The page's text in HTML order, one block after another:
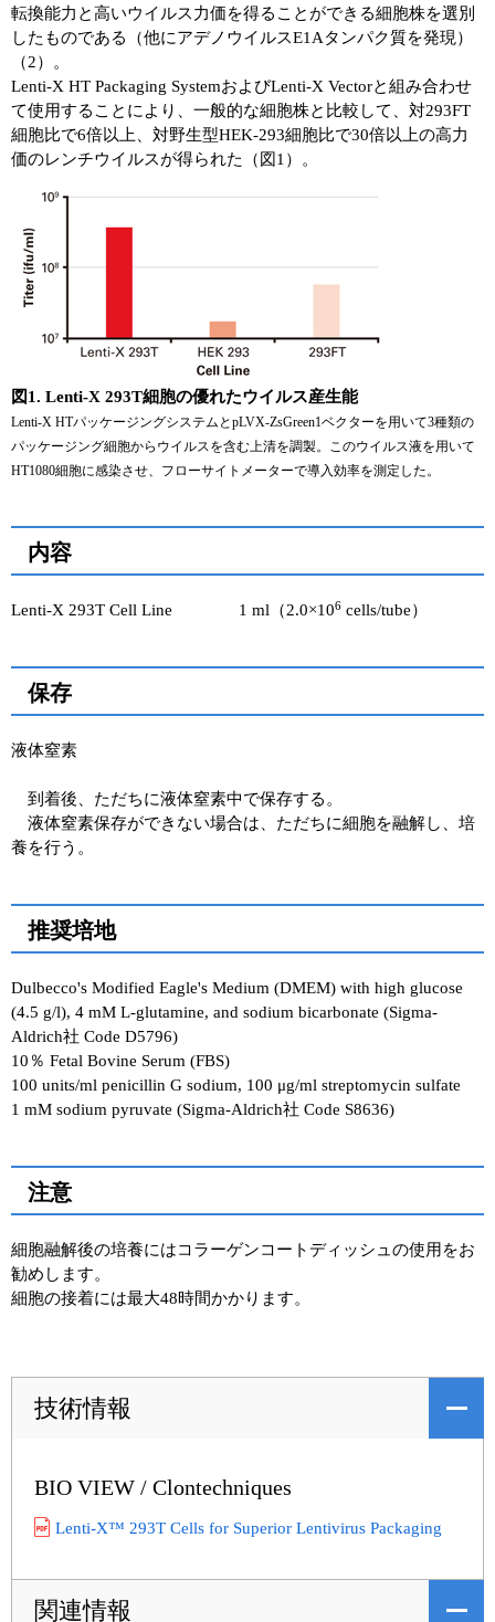
転換能力と高いウイルス力価を得ることができる細胞株を選別
したものである（他にアデノウイルスE1Aタンパク質を発現）
（2）。
Lenti-X HT Packaging SystemおよびLenti-X Vectorと組み合わせ
て使用することにより、一般的な細胞株と比較して、対293FT
細胞比で6倍以上、対野生型HEK-293細胞比で30倍以上の高力
価のレンチウイルスが得られた（図1）。
図1. Lenti-X 293T細胞の優れたウイルス産生能
Lenti-X HTパッケージングシステムとpLVX-ZsGreen1ベクターを用いて3種類の
パッケージング細胞からウイルスを含む上清を調製。このウイルス液を用いて
HT1080細胞に感染させ、フローサイトメーターで導入効率を測定した。
内容
Lenti-X 293T Cell Line 1 ml（2.0×106 cells/tube）
保存
液体窒素
到着後、ただちに液体窒素中で保存する。
液体窒素保存ができない場合は、ただちに細胞を融解し、培
養を行う。
推奨培地
Dulbecco's Modified Eagle's Medium (DMEM) with high glucose
(4.5 g/l), 4 mM L-glutamine, and sodium bicarbonate (Sigma-
Aldrich社 Code D5796)
10％ Fetal Bovine Serum (FBS)
100 units/ml penicillin G sodium, 100 μg/ml streptomycin sulfate
1 mM sodium pyruvate (Sigma-Aldrich社 Code S8636)
注意
細胞融解後の培養にはコラーゲンコートディッシュの使用をお
勧めします。
細胞の接着には最大48時間かかります。
技術情報
BIO VIEW / Clontechniques
Lenti-X™ 293T Cells for Superior Lentivirus Packaging
関連情報